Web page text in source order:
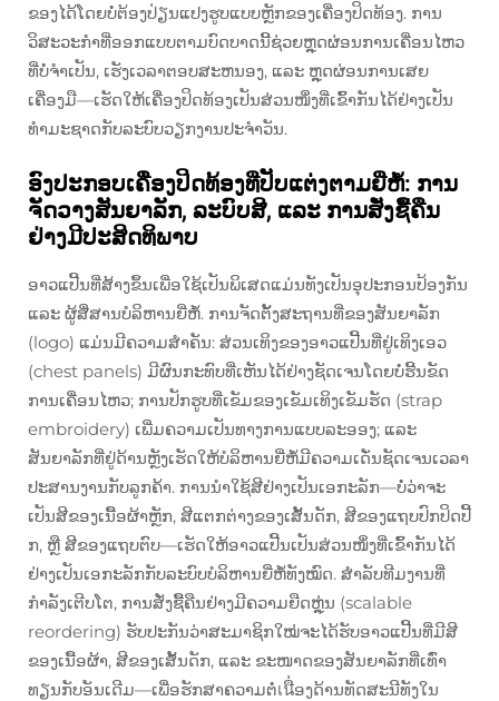
ຂອງໄດ້ໂດຍບໍ່ຕ້ອງປ່ຽນແປງຮູບແບບຫຼັກຂອງເຄື່ອງປິດທ້ອງ. ການ
ວິສະວະກຳທີ່ອອກແບບຕາມບົດບາດນີ້ຊ່ວຍຫຼຸດຜ່ອນການເຄື່ອນໄຫວ
ທີ່ບໍ່ຈຳເປັນ, ເຮັງເວລາຕອບສະຫນອງ, ແລະ ຫຼຸດຜ່ອນການເສຍ
ເຄື່ອງມື—ເຮັດໃຫ້ເຄື່ອງປິດທ້ອງເປັນສ່ວນໜຶ່ງທີ່ເຂົ້າກັນໄດ້ຢ່າງເປັນ
ທຳມະຊາດກັບລະບົບວຽກງານປະຈຳວັນ.
ອົງປະກອບເຄື່ອງປິດທ້ອງທີ່ປັບແຕ່ງຕາມຍີ່ຫໍ້: ການ
ຈັດວາງສັນຍາລັກ, ລະບົບສີ, ແລະ ການສັ່ງຊື້ຄືນ
ຢ່າງມີປະສິດທິພາບ
ອາວແປີ້ນທີ່ສ້າງຂຶ້ນເພື່ອໃຊ້ເປັນພິເສດແມ່ນທັງເປັນອຸປະກອນປ້ອງກັນ
ແລະ ຜູ້ສື່ສານບໍລິຫານຍີ່ຫໍ້. ການຈັດຕັ້ງສະຖານທີ່ຂອງສັນຍາລັກ
(logo) ແມ່ນມີຄວາມສຳຄັນ: ສ່ວນເທິງຂອງອາວແປີ້ນທີ່ຢູ່ເທິງເອວ
(chest panels) ມີຜົນກະທົບທີ່ເຫັນໄດ້ຢ່າງຊັດເຈນໂດຍບໍ່ຮີ້ນຂັດ
ການເຄື່ອນໄຫວ; ການປັກຮູບທີ່ເຂັມຂອງເຂັມເທິງເຂັມຮັດ (strap
embroidery) ເພີ່ມຄວາມເປັນທາງການແບບລະອອງ; ແລະ
ສັນຍາລັກທີ່ຢູ່ດ້ານຫຼັງເຮັດໃຫ້ບໍລິຫານຍີ່ຫໍ້ມີຄວາມເດັ່ນຊັດເຈນເວລາ
ປະສານງານກັບລູກຄ້າ. ການນຳໃຊ້ສີຢ່າງເປັນເອກະລັກ—ບໍ່ວ່າຈະ
ເປັນສີຂອງເນື້ອຜ້າຫຼັກ, ສີແຕກຕ່າງຂອງເສັ້ນດັກ, ສີຂອງແຖບປົກປິດປີ້
ກ, ຫຼື ສີຂອງແຖບຕົບ—ເຮັດໃຫ້ອາວແປີ້ນເປັນສ່ວນໜຶ່ງທີ່ເຂົ້າກັນໄດ້
ຢ່າງເປັນເອກະລັກກັບລະບົບບໍລິຫານຍີ່ຫໍ້ທັງໝົດ. ສຳລັບທີມງານທີ່
ກຳລັງເຕີບໂຕ, ການສັ່ງຊື້ຄືນຢ່າງມີຄວາມຍືດຫຼຸ່ນ (scalable
reordering) ຮັບປະກັນວ່າສະມາຊິກໃໝ່ຈະໄດ້ຮັບອາວແປີ້ນທີ່ມີສີ
ຂອງເນື້ອຜ້າ, ສີຂອງເສັ້ນດັກ, ແລະ ຂະໜາດຂອງສັນຍາລັກທີ່ເທົ່າ
ທຽນກັບອັນເດີມ—ເພື່ອຮັກສາຄວາມຕໍ່เนື່ອງດ້ານທັດສະນີທັງໃນ